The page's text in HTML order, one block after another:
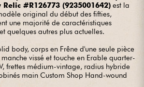
Relic #R126773 (9235001642) est la
original du début des fifties,
une majorité de caractéristiques
quelques autres plus actuelles.
body, corps en Frêne d'une seule pièce
vissé et touche en Erable quarter-
frettes médium-vintage, radius hybride
main Custom Shop Hand-wound